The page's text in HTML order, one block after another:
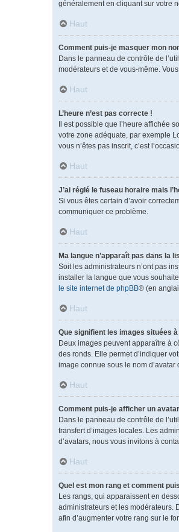
généralement en cliquant sur votre
Haut
Comment puis-je masquer mon
Dans le panneau de contrôle de
modérateurs et de vous-même.
Haut
L’heure n’est pas correcte !
Il est possible que l’heure affichée
votre zone adéquate, par exemple
vous n’êtes pas inscrit, c’est
Haut
J’ai réglé le fuseau horaire mais
Si vous êtes certain d’avoir
communiquer ce problème.
Haut
Ma langue n’apparaît pas dans la
Soit les administrateurs n’ont pas
installer la langue que vous
le site internet de phpBB® (en
Haut
Que signifient les images situées
Deux images peuvent apparaître à
des ronds. Elle permet d’indiquer
image connue sous le nom
Haut
Comment puis-je afficher un
Dans le panneau de contrôle de
transfert d’images locales. Les
d’avatars, nous vous invitons à
Haut
Quel est mon rang et comment
Les rangs, qui apparaissent en
administrateurs et les modérateurs.
afin d’augmenter votre rang sur le